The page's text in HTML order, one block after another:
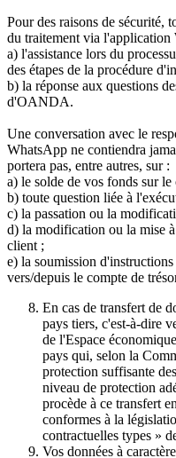
Pour des raisons de sécurité,
du traitement via l'application
a) l'assistance lors du
des étapes de la procédure
b) la réponse aux questions
d'OANDA.
Une conversation avec le
WhatsApp ne contiendra
portera pas, entre autres, sur :
a) le solde de vos fonds sur le
b) toute question liée à
c) la passation ou la
d) la modification ou la mise
client ;
e) la soumission
vers/depuis le compte de
En cas de transfert de
pays tiers, c'est-à-dire
de l'Espace
pays qui, selon la
protection suffisante
niveau de protection
procède à ce transfert
conformes à la
contractuelles types »
Vos données à